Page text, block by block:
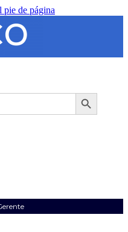
pie de página
Botón de búsqueda